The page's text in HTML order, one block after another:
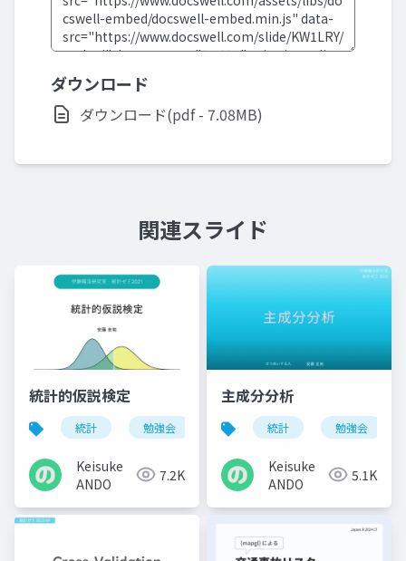
ダウンロード
ダウンロード(pdf - 7.08MB)
関連スライド
統計的仮説検定
統計 勉強会
Keisuke
ANDO
7.2K
主成分分析
統計 勉強会
Keisuke
ANDO
5.1K